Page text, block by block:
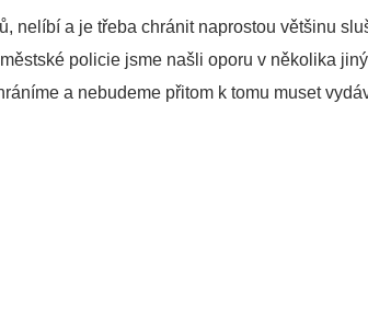
nelíbí a je třeba chránit naprostou většinu
policie jsme našli oporu v několika
a nebudeme přitom k tomu muset